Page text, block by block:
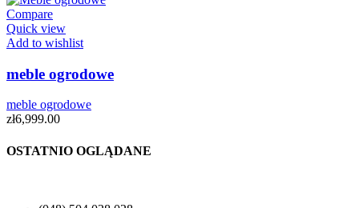
Compare
Quick view
Add to wishlist
meble ogrodowe
meble ogrodowe
zł6,999.00
OSTATNIO OGLĄDANE